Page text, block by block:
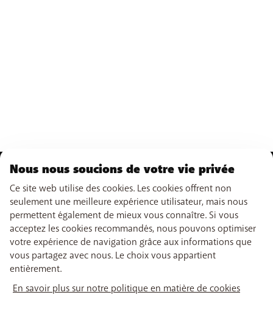
Abonnements GSM
Smartphones
Cartes prépayées
Internet
TV
Combiner
Boosters wifi
NOS SERVICES
eSIM
Data Jump
Free Data Day
limite hors abonnement
Tarifs internationaux
SUPPORT
Aide & Contact
My BASE
Points de vente
LIENS UTILES
Nous nous soucions de votre vie privée
Ce site web utilise des cookies. Les cookies offrent non
seulement une meilleure expérience utilisateur, mais nous
permettent également de mieux vous connaître. Si vous
acceptez les cookies recommandés, nous pouvons optimiser
votre expérience de navigation grâce aux informations que
vous partagez avec nous. Le choix vous appartient
entièrement.
En savoir plus sur notre politique en matière de cookies